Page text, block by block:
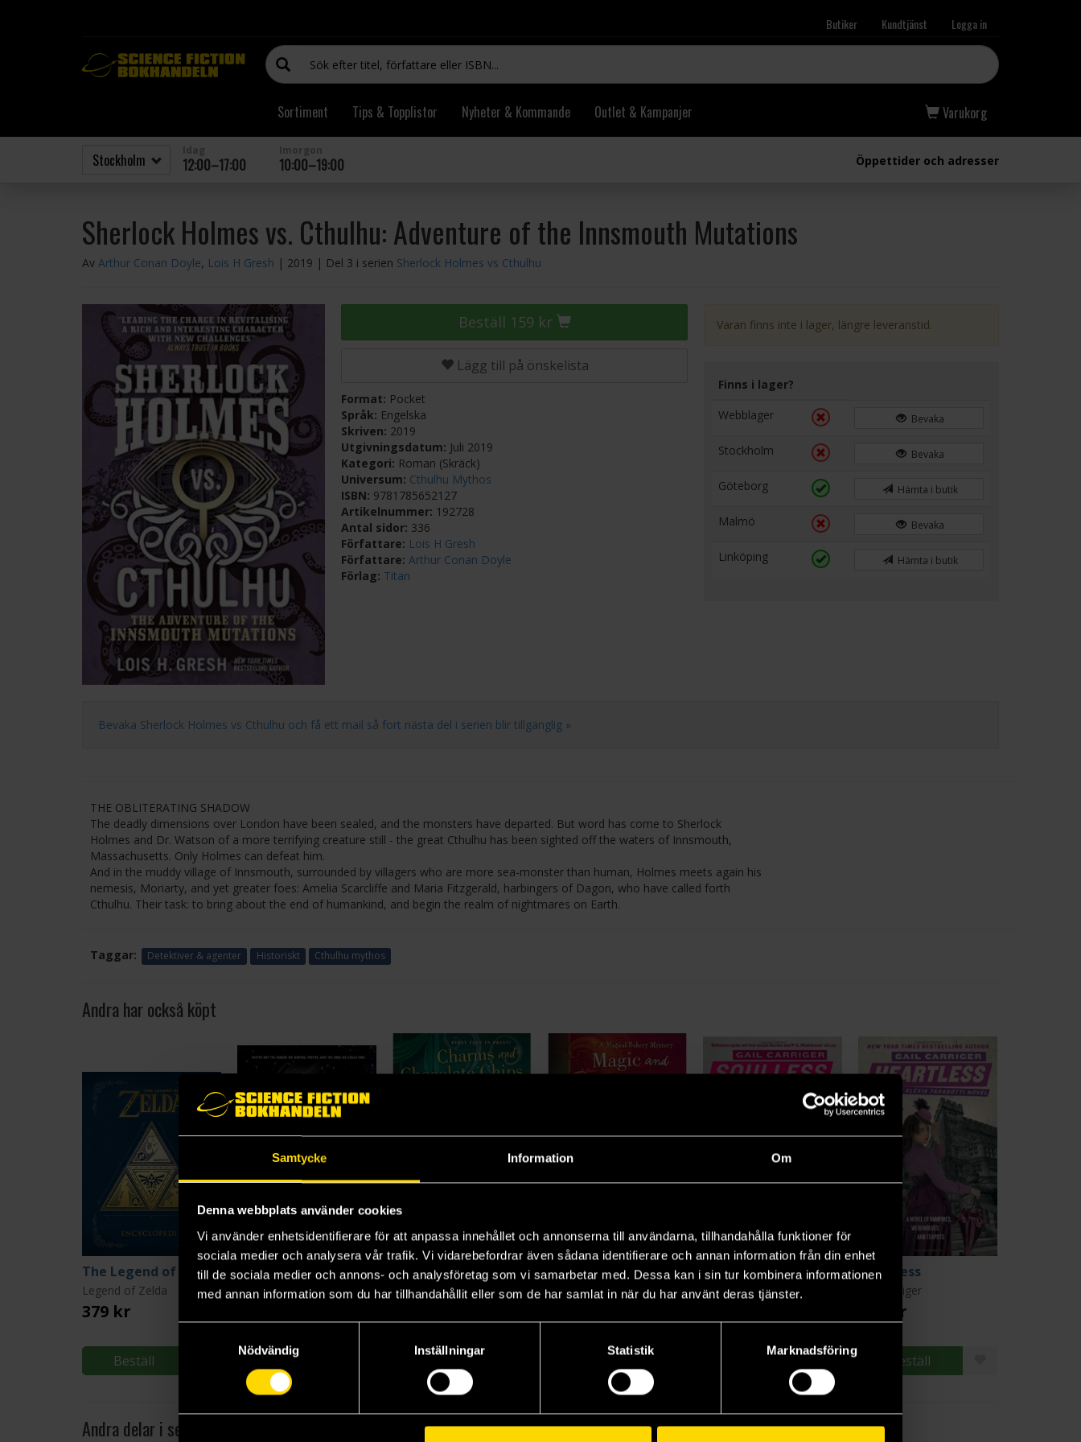
Samtycke Information Om
Denna webbplats använder cookies
Vi använder enhetsidentifierare för att anpassa innehållet och annonserna till användarna, tillhandahålla funktioner för
sociala medier och analysera vår trafik. Vi vidarebefordrar även sådana identifierare och annan information från din enhet
till de sociala medier och annons- och analysföretag som vi samarbetar med. Dessa kan i sin tur kombinera informationen
med annan information som du har tillhandahållit eller som de har samlat in när du har använt deras tjänster.
Nödvändig
Inställningar Statistik Marknadsföring
Butiker Kundtjänst Logga in
Sortiment Tips & Topplistor Nyheter & Kommande Outlet & Kampanjer Varukorg
12:00–17:00 10:00–19:00 Öppettider och adresser
Sherlock Holmes vs. Cthulhu: Adventure of the Innsmouth Mutations
Av Arthur Conan Doyle, Lois H Gresh | 2019 | Del 3 i serien Sherlock Holmes vs Cthulhu
Beställ 159 kr
Lägg till på önskelista
Format: Pocket
Språk: Engelska
Skriven: 2019
Utgivningsdatum: Juli 2019
Kategori: Roman (Skräck)
Universum: Cthulhu Mythos
ISBN: 9781785652127
Artikelnummer: 192728
Antal sidor: 336
Författare: Lois H Gresh
Författare:Arthur Conan Doyle
Förlag: Titan
Varan finns inte i lager, längre leveranstid.
Finns i lager?
Webblager
Bevaka
Stockholm Bevaka
Göteborg Hämta i butik
Malmö Bevaka
Linköping Hämta i butik
Bevaka Sherlock Holmes vs Cthulhu och få ett mail så fort nästa del i serien blir tillgänglig »
THE OBLITERATING SHADOW
The deadly dimensions over London have been sealed, and the monsters have departed. But word has come to Sherlock
Holmes and Dr. Watson of a more terrifying creature still - the great Cthulhu has been sighted off the waters of Innsmouth,
Massachusetts. Only Holmes can defeat him.
And in the muddy village of Innsmouth, surrounded by villagers who are more sea-monster than human, Holmes meets again his
nemesis, Moriarty, and yet greater foes: Amelia Scarcliffe and Maria Fitzgerald, harbingers of Dagon, who have called forth
Cthulhu. Their task: to bring about the end of humankind, and begin the realm of nightmares on Earth.
Taggar: Detektiver & agenter Historiskt Cthulhu mythos
Andra har också köpt
The Legend of Zelda Encyclopedia
Legend of Zelda
379 kr
Beställ
Aurora Rising
Amie Kaufman
Beställ
Charms and Chocolate Chips
Bailey Cates
Beställ
Magic and Macaroons
Bailey Cates
Beställ
Soulless
Gail Carriger
Beställ
Heartless
Gail Carriger
179 kr
Beställ
Andra delar i serien